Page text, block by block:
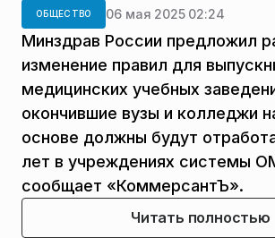
ОБЩЕСТВО 06 мая 2025 02:24
Минздрав России предложил
изменение правил для
медицинских учебных
окончившие вузы и колледжи
основе должны будут
лет в учреждениях системы
сообщает «КоммерсантЪ».
Читать полностью